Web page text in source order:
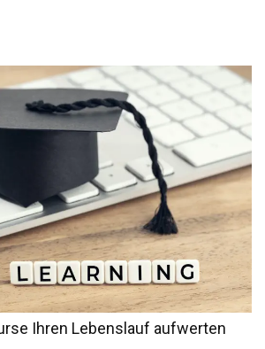
Ihren Lebenslauf aufwerten